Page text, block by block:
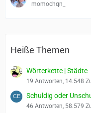
momochqn_
Heiße Themen
Wörterkette | Städte
19 Antworten, 14.548
Schuldig oder
46 Antworten, 58.579